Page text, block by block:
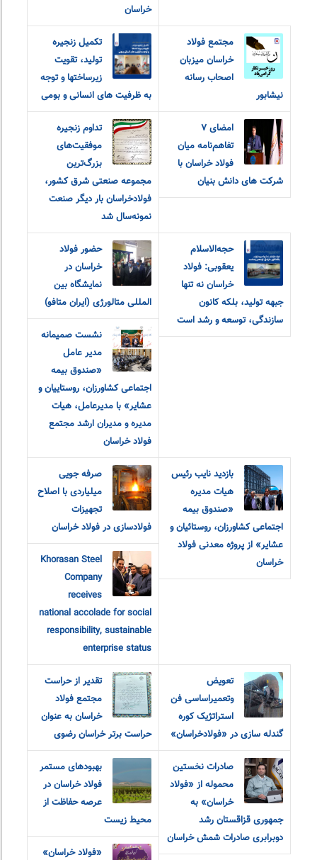
خراسان
مجتمع فولاد
خراسان میزبان
اصحاب رسانه
نیشابور
تکمیل زنجیره
تولید، تقویت
زیرساختها و توجه
به ظرفیت های انسانی و بومی
امضای ۷
تفاهم‌نامه میان
فولاد خراسان با
شرکت های دانش بنیان
تداوم زنجیره
موفقیت‌های
بزرگ‌ترین
مجموعه صنعتی شرق کشور،
فولادخراسان بار دیگر صنعت
نمونه‌سال شد
حجه‌الاسلام
یعقوبی: فولاد
خراسان نه تنها
جبهه تولید، بلکه کانون
سازندگی، توسعه و رشد است
حضور فولاد
خراسان در
نمایشگاه بین
المللی متالورژی (ایران متافو)
نشست صمیمانه
مدیر عامل
«صندوق بیمه
اجتماعی کشاورزان، روستاییان و
عشایر» با مدیرعامل، هیات
مدیره و مدیران ارشد مجتمع
فولاد خراسان
بازدید نایب رئیس
هیات مدیره
«صندوق بیمه
اجتماعی کشاورزان، روستائیان و
عشایر» از پروژه معدنی فولاد
خراسان
صرفه جویی
میلیاردی با اصلاح
تجهیزات
فولادسازی در فولاد خراسان
Khorasan Steel
Company
receives
national accolade for social
responsibility, sustainable
enterprise status
تعویض
وتعمیراساسی فن
استراتژیک کوره
گندله سازی در «فولادخراسان»
تقدیر از حراست
مجتمع فولاد
خراسان به عنوان
حراست برتر خراسان رضوی
صادرات نخستین
محموله از «فولاد
خراسان» به
جمهوری قزاقستان رشد
دوبرابری صادرات شمش خراسان
بهبودهای مستمر
فولاد خراسان در
عرصه حفاظت از
محیط زیست
«فولاد خراسان»